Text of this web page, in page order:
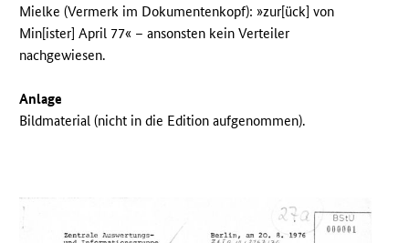
Mielke (Vermerk im Dokumentenkopf): »zur[ück] von
Min[ister] April 77« – ansonsten kein Verteiler
nachgewiesen.
Anlage
Bildmaterial (nicht in die Edition aufgenommen).